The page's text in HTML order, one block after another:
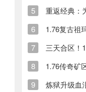
5
6
7
8
9